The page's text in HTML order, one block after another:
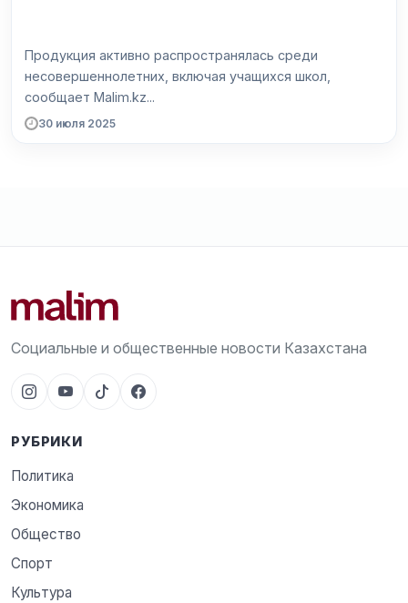
Продукция активно распространялась среди
несовершеннолетних, включая учащихся школ,
сообщает Malim.kz...
30 июля 2025
Социальные и общественные новости Казахстана
РУБРИКИ
Политика
Экономика
Общество
Спорт
Культура